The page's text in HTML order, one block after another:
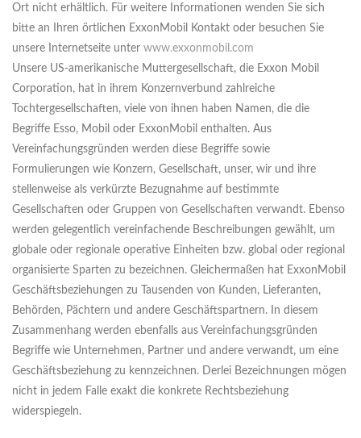
Ort nicht erhältlich. Für weitere Informationen wenden Sie sich
bitte an Ihren örtlichen ExxonMobil Kontakt oder besuchen Sie
unsere Internetseite unter www.exxonmobil.com
Unsere US-amerikanische Muttergesellschaft, die Exxon Mobil
Corporation, hat in ihrem Konzernverbund zahlreiche
Tochtergesellschaften, viele von ihnen haben Namen, die die
Begriffe Esso, Mobil oder ExxonMobil enthalten. Aus
Vereinfachungsgründen werden diese Begriffe sowie
Formulierungen wie Konzern, Gesellschaft, unser, wir und ihre
stellenweise als verkürzte Bezugnahme auf bestimmte
Gesellschaften oder Gruppen von Gesellschaften verwandt. Ebenso
werden gelegentlich vereinfachende Beschreibungen gewählt, um
globale oder regionale operative Einheiten bzw. global oder regional
organisierte Sparten zu bezeichnen. Gleichermaßen hat ExxonMobil
Geschäftsbeziehungen zu Tausenden von Kunden, Lieferanten,
Behörden, Pächtern und andere Geschäftspartnern. In diesem
Zusammenhang werden ebenfalls aus Vereinfachungsgründen
Begriffe wie Unternehmen, Partner und andere verwandt, um eine
Geschäftsbeziehung zu kennzeichnen. Derlei Bezeichnungen mögen
nicht in jedem Falle exakt die konkrete Rechtsbeziehung
widerspiegeln.